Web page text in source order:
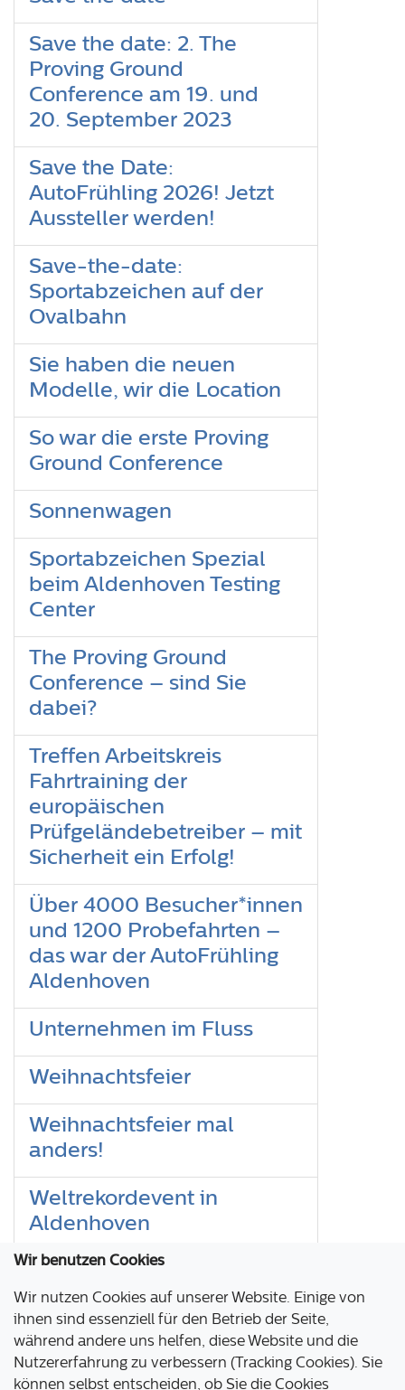
Save the date: 2. The
Proving Ground
Conference am 19. und
20. September 2023
Save the Date:
AutoFrühling 2026! Jetzt
Aussteller werden!
Save-the-date:
Sportabzeichen auf der
Ovalbahn
Sie haben die neuen
Modelle, wir die Location
So war die erste Proving
Ground Conference
Sonnenwagen
Sportabzeichen Spezial
beim Aldenhoven Testing
Center
The Proving Ground
Conference – sind Sie
dabei?
Treffen Arbeitskreis
Fahrtraining der
europäischen
Prüfgeländebetreiber – mit
Sicherheit ein Erfolg!
Über 4000 Besucher*innen
und 1200 Probefahrten –
das war der AutoFrühling
Aldenhoven
Unternehmen im Fluss
Weihnachtsfeier
Weihnachtsfeier mal
anders!
Weltrekordevent in
Aldenhoven
Wir können Veranstaltung
Seite 3 von 4
1 2 3 4
Wir benutzen Cookies
Wir nutzen Cookies auf unserer Website. Einige von
ihnen sind essenziell für den Betrieb der Seite,
während andere uns helfen, diese Website und die
Nutzererfahrung zu verbessern (Tracking Cookies). Sie
können selbst entscheiden, ob Sie die Cookies